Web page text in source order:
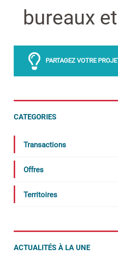
bureaux
PARTAGEZ VOTRE
CATEGORIES
Transactions
Offres
Territoires
ACTUALITÉS À LA UNE